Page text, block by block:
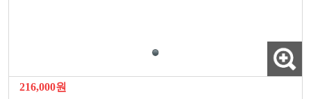
216,000원